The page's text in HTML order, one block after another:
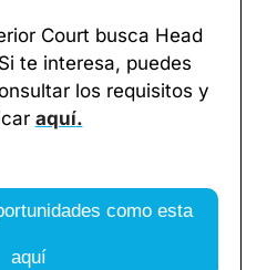
Court busca Head
te interesa, puedes
los requisitos y
aquí.
como esta
aquí